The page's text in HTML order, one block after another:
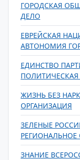
ГОРОДСКАЯ
ДЕЛО
ЕВРЕЙСКАЯ
АВТОНОМИЯ
ЕДИНСТВО
ЖИЗНЬ БЕЗ
ОРГАНИЗАЦИЯ
ЗЕЛЕНЫЕ
РЕГИОНАЛЬНОЕ
ЗНАНИЕ